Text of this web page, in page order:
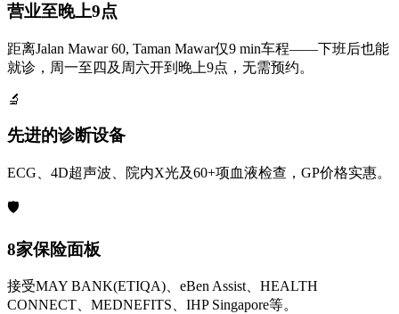
营业至晚上9点
距离Jalan Mawar 60, Taman Mawar仅9 min车程——下班后也能
就诊，周一至四及周六开到晚上9点，无需预约。
🔬
先进的诊断设备
ECG、4D超声波、院内X光及60+项血液检查，GP价格实惠。
🛡️
8家保险面板
接受MAY BANK(ETIQA)、eBen Assist、HEALTH
CONNECT、MEDNEFITS、IHP Singapore等。